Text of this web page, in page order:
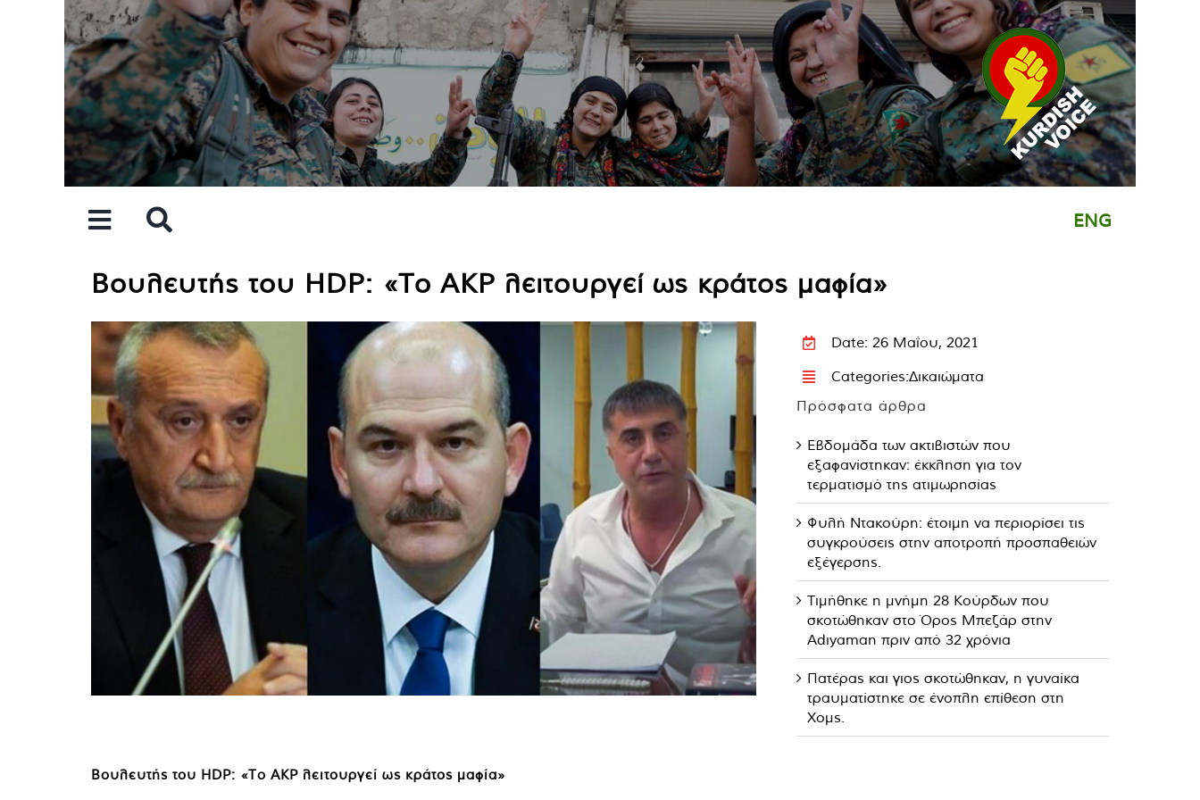
ENG
Βουλευτής του HDP: «Το AKP λειτουργεί ως κράτος μαφία»
Date: 26 Μαΐου, 2021
Categories:Δικαιώματα
Πρόσφατα άρθρα
Εβδομάδα των ακτιβιστών που
εξαφανίστηκαν: έκκληση για τον
τερματισμό της ατιμωρησίας
Φυλή Ντακούρη: έτοιμη να περιορίσει τις
συγκρούσεις στην αποτροπή προσπαθειών
εξέγερσης.
Τιμήθηκε η μνήμη 28 Κούρδων που
σκοτώθηκαν στο Όρος Μπεζάρ στην
Adıyaman πριν από 32 χρόνια
Πατέρας και γιος σκοτώθηκαν, η γυναίκα
τραυματίστηκε σε ένοπλη επίθεση στη
Χομς.
Βουλευτής του HDP: «Το AKP λειτουργεί ως κράτος μαφία»